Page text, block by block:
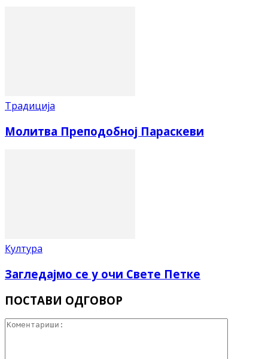
Традиција
Молитва Преподобној Параскеви
Култура
Загледајмо се у очи Свете Петке
ПОСТАВИ ОДГОВОР